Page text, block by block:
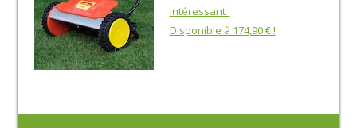
intéressant :
Disponible à 174,90 € !